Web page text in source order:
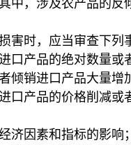
时，应当审查下列事
产品的绝对数量或
销进口产品大量增
产品的价格削减或
因素和指标的影响；